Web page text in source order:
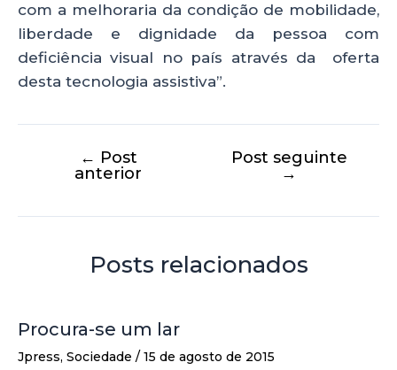
com a melhoraria da condição de mobilidade,
liberdade e dignidade da pessoa com
deficiência visual no país através da oferta
desta tecnologia assistiva”.
← Post
anterior
Post seguinte
→
Posts relacionados
Procura-se um lar
Jpress, Sociedade / 15 de agosto de 2015